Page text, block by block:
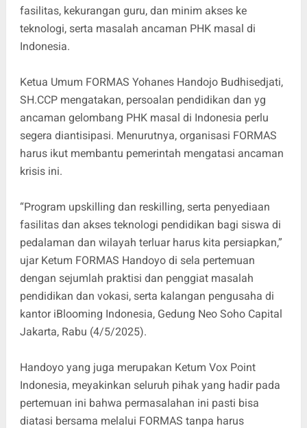
fasilitas, kekurangan guru, dan minim akses ke
teknologi, serta masalah ancaman PHK masal di
Indonesia.
Ketua Umum FORMAS Yohanes Handojo Budhisedjati,
SH.CCP mengatakan, persoalan pendidikan dan yg
ancaman gelombang PHK masal di Indonesia perlu
segera diantisipasi. Menurutnya, organisasi FORMAS
harus ikut membantu pemerintah mengatasi ancaman
krisis ini.
“Program upskilling dan reskilling, serta penyediaan
fasilitas dan akses teknologi pendidikan bagi siswa di
pedalaman dan wilayah terluar harus kita persiapkan,”
ujar Ketum FORMAS Handoyo di sela pertemuan
dengan sejumlah praktisi dan penggiat masalah
pendidikan dan vokasi, serta kalangan pengusaha di
kantor iBlooming Indonesia, Gedung Neo Soho Capital
Jakarta, Rabu (4/5/2025).
Handoyo yang juga merupakan Ketum Vox Point
Indonesia, meyakinkan seluruh pihak yang hadir pada
pertemuan ini bahwa permasalahan ini pasti bisa
diatasi bersama melalui FORMAS tanpa harus